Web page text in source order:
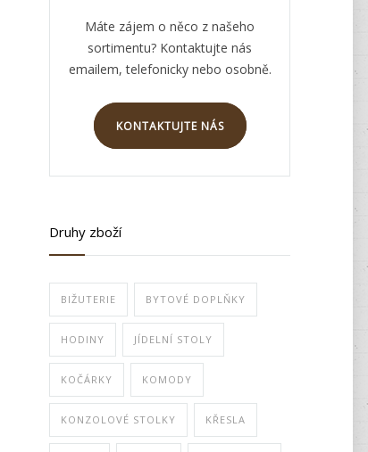
Máte zájem o něco z našeho
sortimentu? Kontaktujte nás
emailem, telefonicky nebo osobně.
KONTAKTUJTE NÁS
Druhy zboží
BIŽUTERIE BYTOVÉ DOPLŇKY
HODINY JÍDELNÍ STOLY
KOČÁRKY KOMODY
KONZOLOVÉ STOLKY KŘESLA